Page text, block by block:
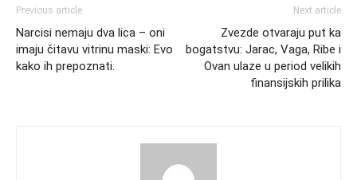
Previous article
Narcisi nemaju dva lica – oni
imaju čitavu vitrinu maski: Evo
kako ih prepoznati.
Next article
Zvezde otvaraju put ka
bogatstvu: Jarac, Vaga, Ribe i
Ovan ulaze u period velikih
finansijskih prilika